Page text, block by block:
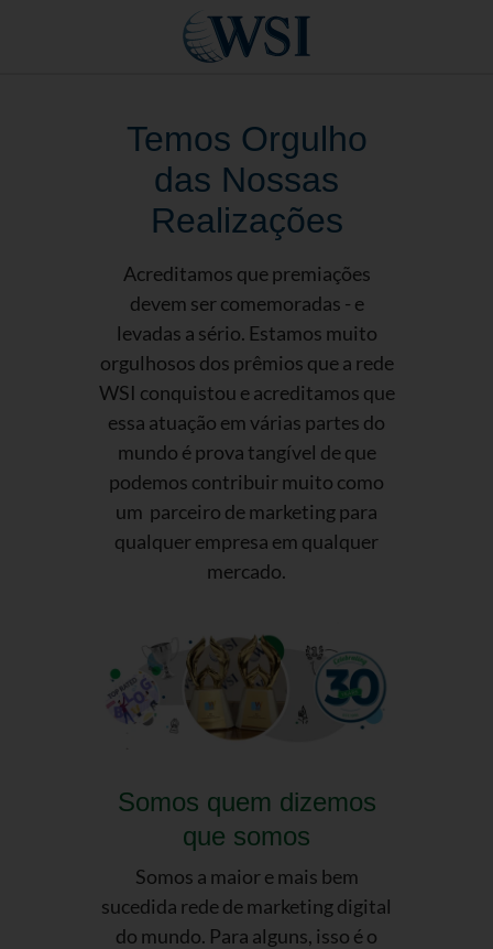
Temos Orgulho
das Nossas
Realizações
Acreditamos que premiações
devem ser comemoradas - e
levadas a sério. Estamos muito
orgulhosos dos prêmios que a rede
WSI conquistou e acreditamos que
essa atuação em várias partes do
mundo é prova tangível de que
podemos contribuir muito como
um parceiro de marketing para
qualquer empresa em qualquer
mercado.
Somos quem dizemos
que somos
Somos a maior e mais bem
sucedida rede de marketing digital
do mundo. Para alguns, isso é o